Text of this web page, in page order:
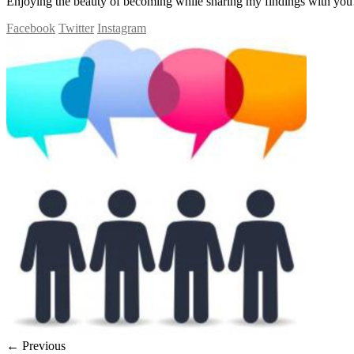
Facebook Twitter Instagram
← Previous